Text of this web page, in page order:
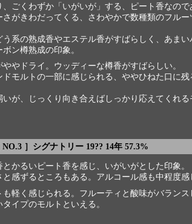
ごくわずか「いがいが」する、ピート香なので
さがきわだってくる、さわやかで数種類のフルー
う系の熟成香やエステル香がすばらしく、あまい
ン樽熟成の印象。
やドライ。ウッディーな樽香がすばらしい。
ドモルトの一部に感じられる、ややひねた口に
が、じっくり向き合えばしっかり応えてくれる
NO.3 ］シグナトリー 19?? 14年 57.3%
かるいピート香を感じ、いがいがとした印象。
感ずるところもある。アルコール感も中程度感
軽く感じられる。フルーティと酸味がバラン
イプのモルトといえる。